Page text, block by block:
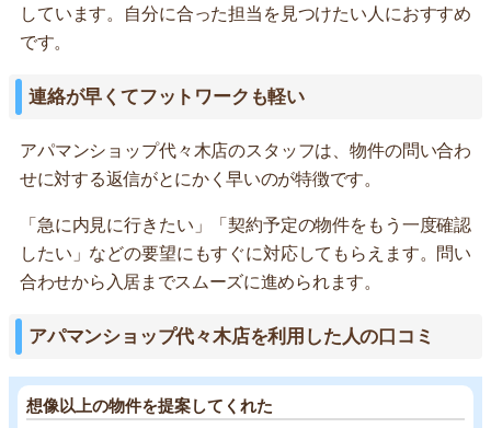
しています。自分に合った担当を見つけたい人におすすめ
です。
連絡が早くてフットワークも軽い
アパマンショップ代々木店のスタッフは、物件の問い合わ
せに対する返信がとにかく早いのが特徴です。
「急に内見に行きたい」「契約予定の物件をもう一度確認
したい」などの要望にもすぐに対応してもらえます。問い
合わせから入居までスムーズに進められます。
アパマンショップ代々木店を利用した人の口コミ
想像以上の物件を提案してくれた